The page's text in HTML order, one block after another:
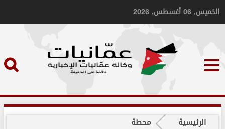
الخميس, 06 أغسطس, 2026
الرئيسية محطة